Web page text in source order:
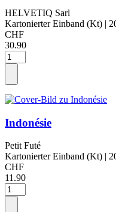
HELVETIQ Sarl
Kartonierter Einband (Kt) |
CHF
30.90
Indonésie
Petit Futé
Kartonierter Einband (Kt) |
CHF
11.90